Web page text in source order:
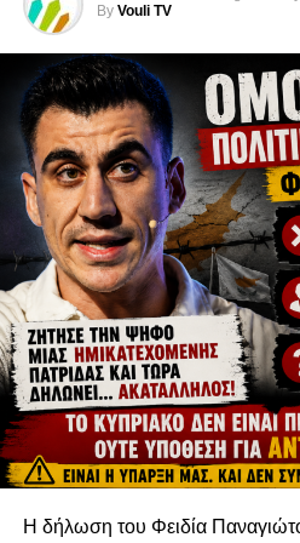
Η παρουσία της στη δημόσια
το Κυπριακό και την προώθηση
Ελληνοκυπρίων και
γνώρισαν μιλούν για μια
μαχητική και ανιδιοτελή, που
της δημοσιότητας, αλλά
αποτελεσματικά για το κοινό
πρόοδο της πατρίδας της.
By Vouli TV
Η δήλωση του Φειδία